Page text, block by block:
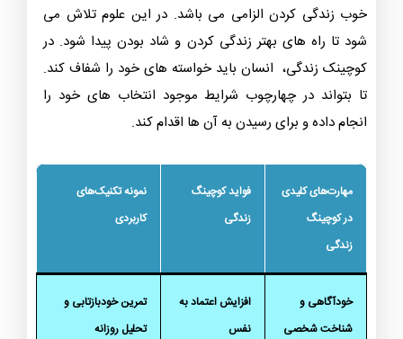
خوب زندگی کردن الزامی می باشد. در این علوم تلاش می
شود تا راه های بهتر زندگی کردن و شاد بودن پیدا شود. در
کوچینک زندگی، انسان باید خواسته های خود را شفاف کند.
تا بتواند در چهارچوب شرایط موجود انتخاب های خود را
انجام داده و برای رسیدن به آن ها اقدام کند.
مهارت‌های کلیدی
در کوچینگ
زندگی
فواید کوچینگ
زندگی
نمونه تکنیک‌های
کاربردی
خودآگاهی و
شناخت شخصی
افزایش اعتماد به
نفس
تمرین خودبازتابی و
تحلیل روزانه